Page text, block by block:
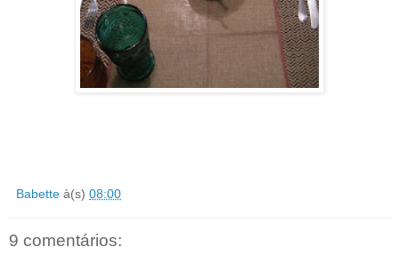
Babette à(s) 08:00
9 comentários: